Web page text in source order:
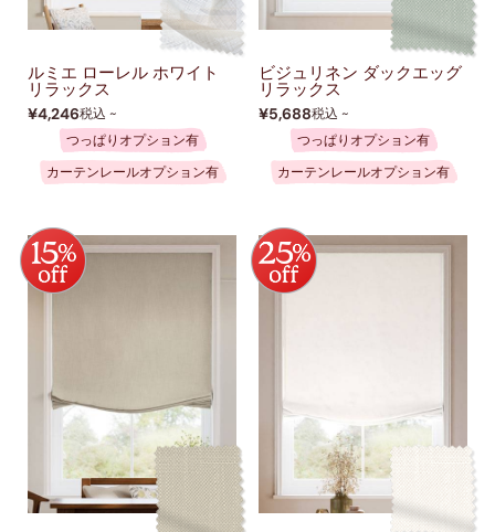
ルミエ ローレル ホワイト
リラックス
¥4,246税込 ~
つっぱりオプション有
カーテンレールオプション有
ビジュリネン ダックエッグ
リラックス
¥5,688税込 ~
つっぱりオプション有
カーテンレールオプション有